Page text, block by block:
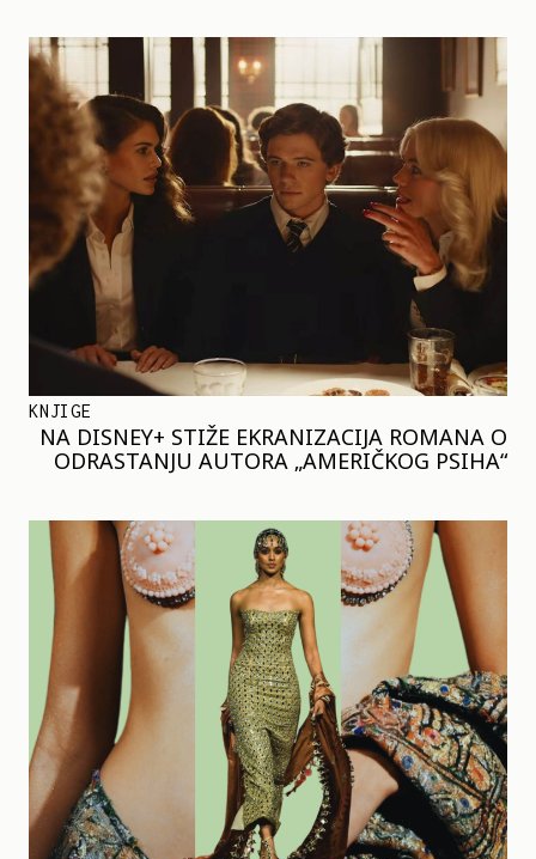
KNJIGE
NA DISNEY+ STIŽE EKRANIZACIJA ROMANA O
ODRASTANJU AUTORA „AMERIČKOG PSIHA“